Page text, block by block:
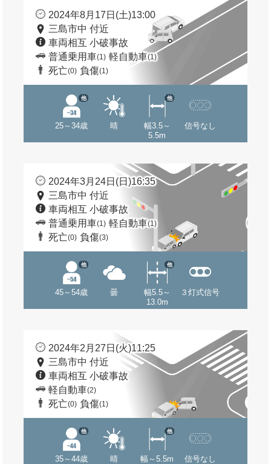
2024年8月17日(土)13:00
三島市中 付近
車両相互 小破事故
普通乗用車(1) 軽自動車(1)
死亡(0) 負傷(1)
25～34歳
他
晴
幅3.5～
5.5m
他
信号なし
2024年3月24日(日)16:35
三島市中 付近
車両相互 小破事故
普通乗用車(1) 軽自動車(1)
死亡(0) 負傷(3)
45～54歳
他
曇
幅5.5～
13.0m
他
３灯式信号
2024年2月27日(火)11:25
三島市中 付近
車両相互 小破事故
軽自動車(2)
死亡(0) 負傷(1)
35～44歳
他
晴 幅～5.5m
他
信号なし